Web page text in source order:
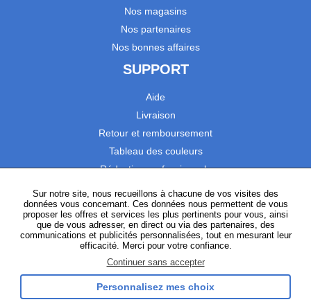
Nos magasins
Nos partenaires
Nos bonnes affaires
SUPPORT
Aide
Livraison
Retour et remboursement
Tableau des couleurs
Réduction professionnels
Satisfaction Clients
SUIVEZ-NOUS
InstagramTikTokFacebookYouTubeLinkedIn
Sur notre site, nous recueillons à chacune de vos visites des
données vous concernant. Ces données nous permettent de vous
proposer les offres et services les plus pertinents pour vous, ainsi
que de vous adresser, en direct ou via des partenaires, des
communications et publicités personnalisées, tout en mesurant leur
efficacité. Merci pour votre confiance.
Continuer sans accepter
Personnalisez mes choix